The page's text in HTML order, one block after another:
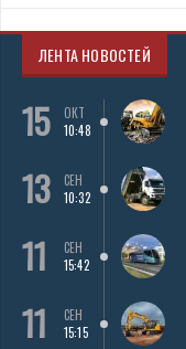
ЛЕНТА НОВОСТЕЙ
15
ОКТ
10:48
13
СЕН
10:32
11
СЕН
15:42
11
СЕН
15:15